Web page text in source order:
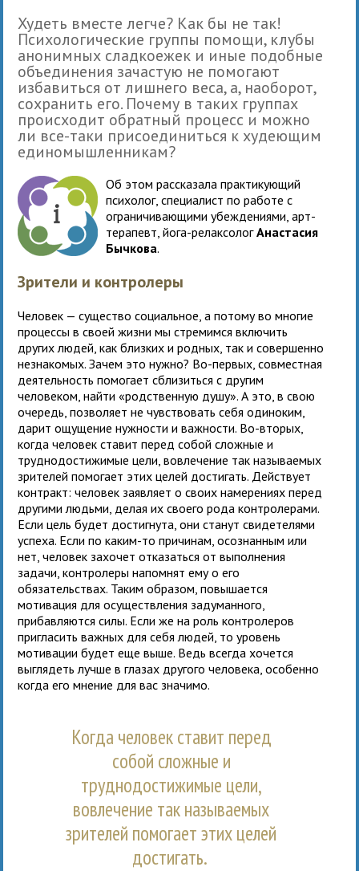
Худеть вместе легче? Как бы не так!
Психологические группы помощи, клубы
анонимных сладкоежек и иные подобные
объединения зачастую не помогают
избавиться от лишнего веса, а, наоборот,
сохранить его. Почему в таких группах
происходит обратный процесс и можно
ли все-таки присоединиться к худеющим
единомышленникам?
Об этом рассказала практикующий
психолог, специалист по работе с
ограничивающими убеждениями, арт-
терапевт, йога-релаксологАнастасия
Бычкова.
Зрители и контролеры
Человек — существо социальное, а потому во многие
процессы в своей жизни мы стремимся включить
других людей, как близких и родных, так и совершенно
незнакомых. Зачем это нужно? Во-первых, совместная
деятельность помогает сблизиться с другим
человеком, найти «родственную душу». А это, в свою
очередь, позволяет не чувствовать себя одиноким,
дарит ощущение нужности и важности. Во-вторых,
когда человек ставит перед собой сложные и
труднодостижимые цели, вовлечение так называемых
зрителей помогает этих целей достигать. Действует
контракт: человек заявляет о своих намерениях перед
другими людьми, делая их своего рода контролерами.
Если цель будет достигнута, они станут свидетелями
успеха. Если по каким-то причинам, осознанным или
нет, человек захочет отказаться от выполнения
задачи, контролеры напомнят ему о его
обязательствах. Таким образом, повышается
мотивация для осуществления задуманного,
прибавляются силы. Если же на роль контролеров
пригласить важных для себя людей, то уровень
мотивации будет еще выше. Ведь всегда хочется
выглядеть лучше в глазах другого человека, особенно
когда его мнение для вас значимо.
Когда человек ставит перед
собой сложные и
труднодостижимые цели,
вовлечение так называемых
зрителей помогает этих целей
достигать.